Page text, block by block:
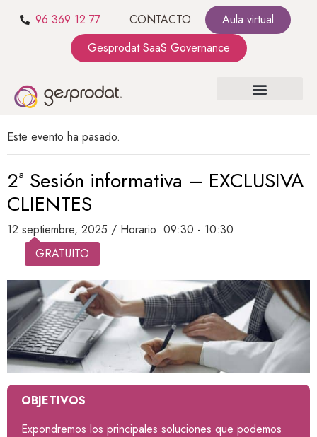
96 369 12 77 CONTACTO
Aula virtual
Gesprodat SaaS Governance
Este evento ha pasado.
2ª Sesión informativa – EXCLUSIVA
CLIENTES
12 septiembre, 2025 / Horario: 09:30 - 10:30
GRATUITO
OBJETIVOS
Expondremos los principales soluciones que podemos